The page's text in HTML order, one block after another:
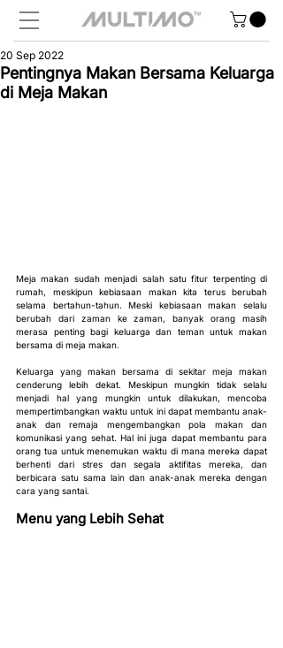
Pentingnya Makan Bersama Keluarga
di Meja Makan
20 Sep 2022
Meja makan sudah menjadi salah satu fitur terpenting di
rumah, meskipun kebiasaan makan kita terus berubah
selama bertahun-tahun. Meski kebiasaan makan selalu
berubah dari zaman ke zaman, banyak orang masih
merasa penting bagi keluarga dan teman untuk makan
bersama di meja makan.
Keluarga yang makan bersama di sekitar meja makan
cenderung lebih dekat. Meskipun mungkin tidak selalu
menjadi hal yang mungkin untuk dilakukan, mencoba
mempertimbangkan waktu untuk ini dapat membantu anak-
anak dan remaja mengembangkan pola makan dan
komunikasi yang sehat. Hal ini juga dapat membantu para
orang tua untuk menemukan waktu di mana mereka dapat
berhenti dari stres dan segala aktifitas mereka, dan
berbicara satu sama lain dan anak-anak mereka dengan
cara yang santai.
Menu yang Lebih Sehat